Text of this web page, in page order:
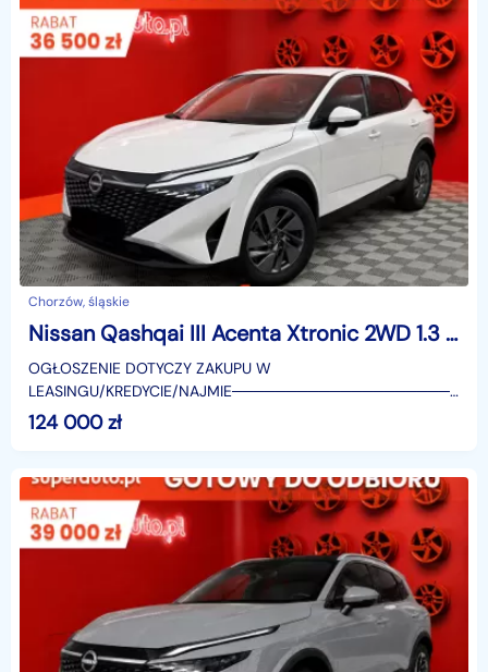
Chorzów, śląskie
Nissan Qashqai III Acenta Xtronic 2WD 1.3 DIG-T mHEV Acenta Xtronic 2WD 1.3 DIG-T mHEV 158KM
OGŁOSZENIE DOTYCZY ZAKUPU W
LEASINGU/KREDYCIE/
SUPERAUTO.PL?✔ Lider ryn
124 000zł